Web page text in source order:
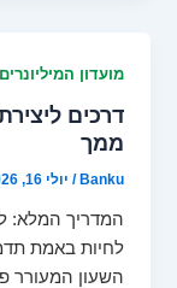
מועדון המיליונרים
דרכים
ממך
Banku
/ יולי 16, 2026
המדריך המלא:
לחיות באמת
השעון המעורר